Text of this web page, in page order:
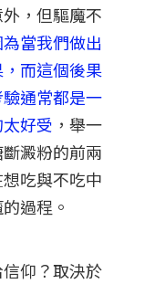
，但驅魔不
為當我們做出
而這個後果
通常都是一
好受 ，舉一
澱粉的前兩
吃與不吃中
過程。
仰？取決於